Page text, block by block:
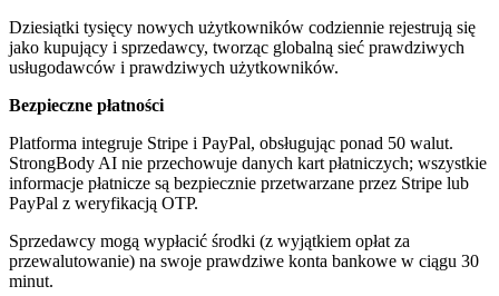
Dziesiątki tysięcy nowych użytkowników codziennie rejestrują się
jako kupujący i sprzedawcy, tworząc globalną sieć prawdziwych
usługodawców i prawdziwych użytkowników.
Bezpieczne płatności
Platforma integruje Stripe i PayPal, obsługując ponad 50 walut.
StrongBody AI nie przechowuje danych kart płatniczych; wszystkie
informacje płatnicze są bezpiecznie przetwarzane przez Stripe lub
PayPal z weryfikacją OTP.
Sprzedawcy mogą wypłacić środki (z wyjątkiem opłat za
przewalutowanie) na swoje prawdziwe konta bankowe w ciągu 30
minut.